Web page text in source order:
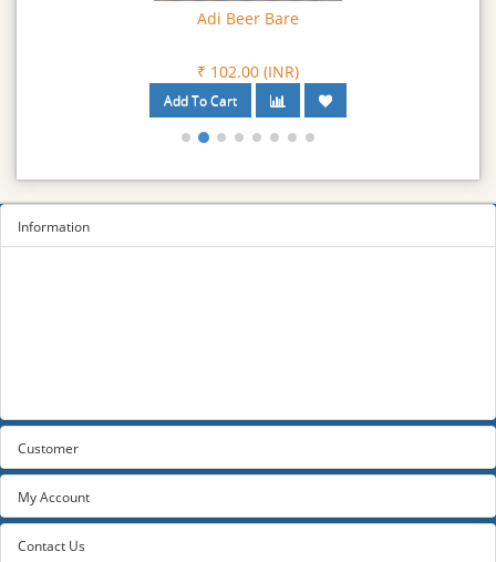
Adi Beer Bare
₹ 102.00 (INR)
Information
Customer
My Account
Contact Us